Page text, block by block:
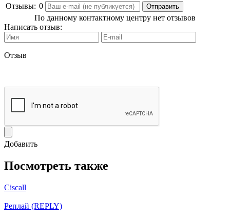
Отзывы: 0
По данному контактному центру нет отзывов
Написать отзыв:
Отзыв
Добавить
Посмотреть также
Ciscall
Реплай (REPLY)